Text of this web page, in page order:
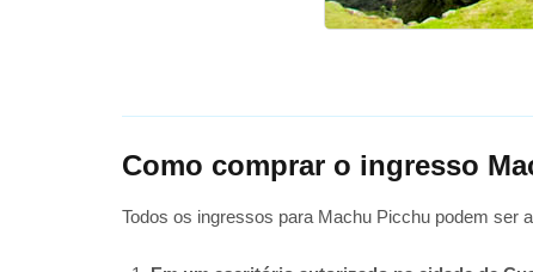
Como comprar o ingresso
Todos os ingressos para Machu Picchu podem ser